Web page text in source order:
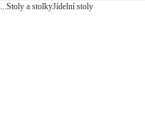
...Stoly a stolkyJídelní stoly